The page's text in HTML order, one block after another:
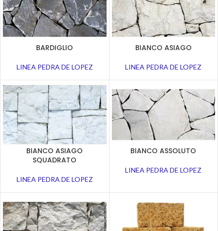
BARDIGLIO
LINEA PEDRA DE LOPEZ
BIANCO ASIAGO
LINEA PEDRA DE LOPEZ
BIANCO ASIAGO
SQUADRATO
LINEA PEDRA DE LOPEZ
BIANCO ASSOLUTO
LINEA PEDRA DE LOPEZ